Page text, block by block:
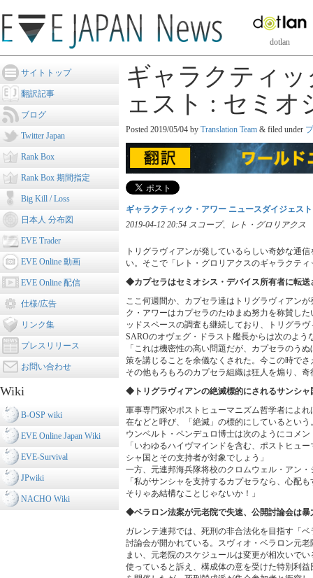
dotlan
サイトトップ
翻訳記事
ブログ
Twitter Japan
Rank Box
Rank Box 期間指定
Big Kill / Loss
日本人 分布図
EVE Trader
EVE Online 動画
EVE Online 配信
仕様/広告
リンク集
プレスリリース
お問い合わせ
Wiki
B-OSP wiki
EVE Online Japan Wiki
EVE-Survival
JPwiki
NACHO Wiki
ギャラクティ
ェスト : セミオ
Posted 2019/05/04 by Translation Team & filed under
ギャラクティック・アワー ニュースダイジェス
2019-04-12 20:54 スコープ、レト・グロリアクス
トリグラヴィアンが発しているらしい奇妙な通
い。そこで「レト・グロリアクスのギャラクテ
◆カプセラはセミオシス・デバイス所有者に転送
ここ何週間か、カプセラ達はトリグラヴィアン
ク・アワーはカプセラのたゆまぬ努力を称賛し
ッドスペースの調査も継続しており、トリグラ
SAROのオヴェグ・ドラスト艦長からは次のよう
「これは機密性の高い問題だが、カプセラのう
策を講じることを余儀なくされた。今この時で
その他もろもろのカプセラ組織は狂人を煽り、
◆トリグラヴィアンの絶滅標的にされるサンシャ
軍事専門家やポストヒューマニズム哲学者によ
在などと呼び、「絶滅」の標的にしているとい
ウンベルト・ペンデュロ博士は次のようにコメン
「いわゆるハイヴマインドを含む、ポストヒュ
シャ国とその支持者が対象でしょう」
一方、元連邦海兵隊将校のクロムウェル・アン
「私がサンシャを支持するカプセラなら、心配
そりゃあ結構なことじゃないか！」
◆ベラロン法案が元老院で失速、公開討論会は暴
ガレンテ連邦では、死刑の非合法化を目指す「
討論会が開かれている。スヴィオ・ベラロン元
まい、元老院のスケジュールは変更が相次いで
使っていると訴え、構成体の意を受けた特別利